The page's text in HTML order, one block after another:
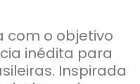
com o objetivo
inédita para
Inspirada